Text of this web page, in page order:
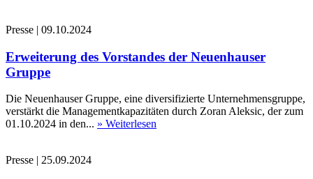
Presse | 09.10.2024
Erweiterung des Vorstandes der Neuenhauser
Gruppe
Die Neuenhauser Gruppe, eine diversifizierte Unternehmensgruppe,
verstärkt die Managementkapazitäten durch Zoran Aleksic, der zum
01.10.2024 in den... » Weiterlesen
Presse | 25.09.2024